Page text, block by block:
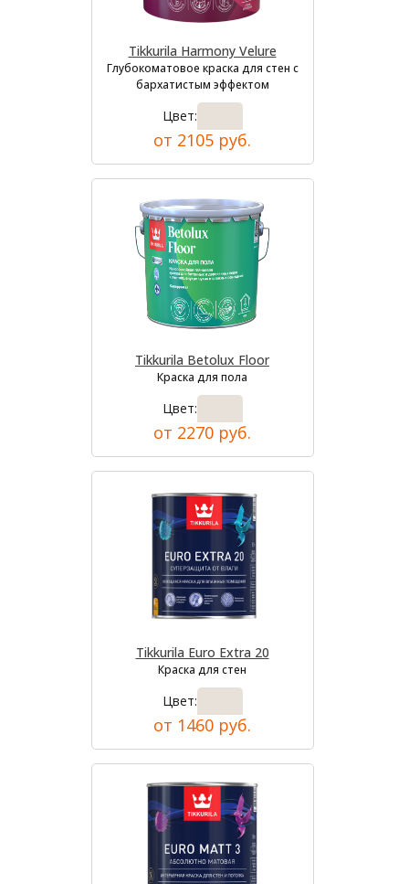
Tikkurila Harmony Velure
Глубокоматовое краска для стен с
бархатистым эффектом
Цвет:
от 2105 руб.
Tikkurila Betolux Floor
Краска для пола
Цвет:
от 2270 руб.
Tikkurila Euro Extra 20
Краска для стен
Цвет:
от 1460 руб.